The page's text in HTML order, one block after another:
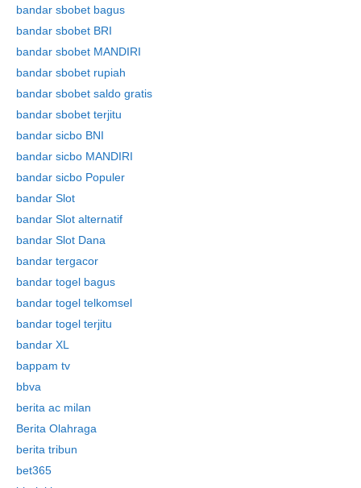
bandar sbobet bagus
bandar sbobet BRI
bandar sbobet MANDIRI
bandar sbobet rupiah
bandar sbobet saldo gratis
bandar sbobet terjitu
bandar sicbo BNI
bandar sicbo MANDIRI
bandar sicbo Populer
bandar Slot
bandar Slot alternatif
bandar Slot Dana
bandar tergacor
bandar togel bagus
bandar togel telkomsel
bandar togel terjitu
bandar XL
bappam tv
bbva
berita ac milan
Berita Olahraga
berita tribun
bet365